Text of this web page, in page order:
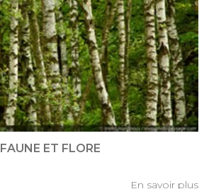
FAUNE ET FLORE
En savoir plus